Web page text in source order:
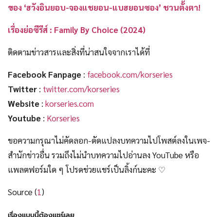
ของ ‘ฮวังอินยอบ-จองแชยอน-แบฮยอนซอง’ ชวนตั้งตา!
เรื่องย่อซีรีส์ : Family By Choice (2024)
ติดตามข่าวสารและสิ่งที่น่าสนใจจากเราได้ที่
Facebook Fanpage : facebook.com/korseries
Twitter : twitter.com/korseries
Website : korseries.com
Youtube : Korseries
ขอความกรุณาไม่คัดลอก-ดัดแปลงบทความไปโพสต์ลงในเพจ-
สำนักข่าวอื่น รวมถึงไม่นำบทความไปอ่านลง YouTube หรือ
แพลตฟอร์มใด ๆ โปรดช่วยแชร์เป็นลิ้งก์นะคะ ♡
Source (1)